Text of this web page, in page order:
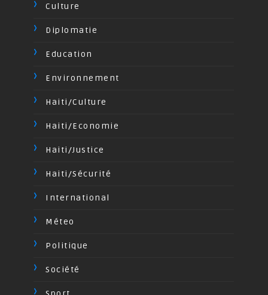
Culture
Diplomatie
Education
Environnement
Haiti/Culture
Haiti/Economie
Haiti/Justice
Haiti/Sécurité
International
Méteo
Politique
Société